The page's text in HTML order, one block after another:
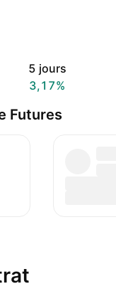
5 jours
3,17%
Futures